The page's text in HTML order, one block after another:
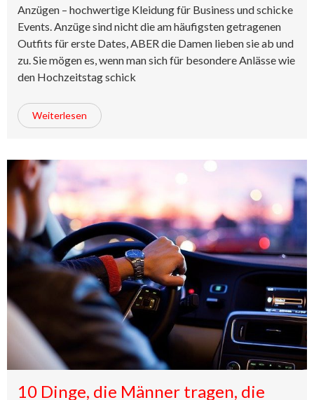
Anzügen – hochwertige Kleidung für Business und schicke
Events. Anzüge sind nicht die am häufigsten getragenen
Outfits für erste Dates, ABER die Damen lieben sie ab und
zu. Sie mögen es, wenn man sich für besondere Anlässe wie
den Hochzeitstag schick
Weiterlesen
10 Dinge, die Männer tragen, die